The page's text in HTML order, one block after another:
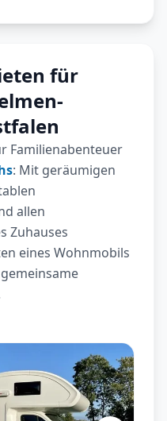
für
Familienabenteuer
: Mit geräumigen
allen
Zuhauses
eines Wohnmobils